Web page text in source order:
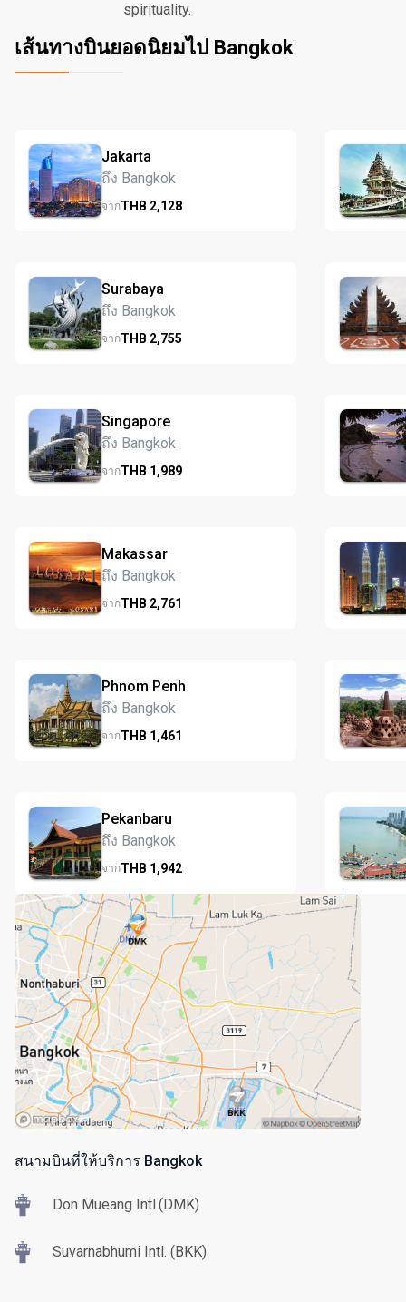
spirituality.
เส้นทางบินยอดนิยมไป Bangkok
Jakarta
ถึง Bangkok
จากTHB 2,128
Surabaya
ถึง Bangkok
จากTHB 2,755
Singapore
ถึง Bangkok
จากTHB 1,989
Makassar
ถึง Bangkok
จากTHB 2,761
Phnom Penh
ถึง Bangkok
จากTHB 1,461
Pekanbaru
ถึง Bangkok
จากTHB 1,942
สนามบินที่ให้บริการ Bangkok
Don Mueang Intl.(DMK)
Suvarnabhumi Intl. (BKK)